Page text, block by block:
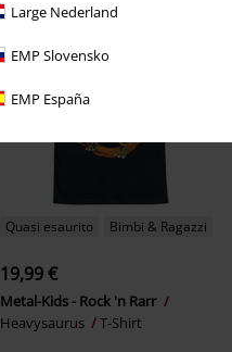
Large Nederland
EMP Slovensko
EMP España
Quasi esaurito Bimbi & Ragazzi
19,99 €
Metal-Kids - Rock 'n Rarr
Heavysaurus
T-Shirt